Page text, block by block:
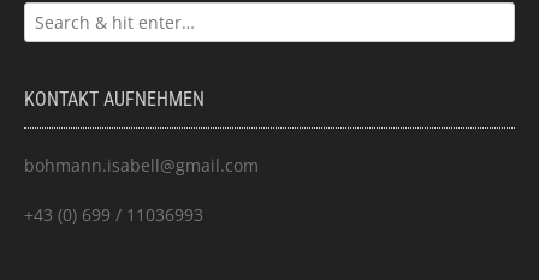
KONTAKT AUFNEHMEN
bohmann.isabell@gmail.com
+43 (0) 699 / 11036993